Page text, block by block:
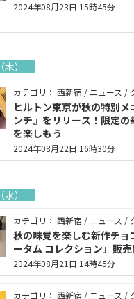
2024年08月23日 15時45分
）
カテゴリ： 西新宿 / ニュース /
ヒルトン東京が秋の特別
ンチ』をリリース！限定
を楽しもう
2024年08月22日 16時30分
）
カテゴリ： 西新宿 / ニュース /
秋の味覚を楽しむ新作チョ
ータム コレクション」販
2024年08月21日 14時45分
カテゴリ： 西新宿 / ニュース /